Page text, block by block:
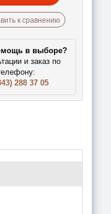
к сравнению
в выборе?
и заказ по
288 37 05